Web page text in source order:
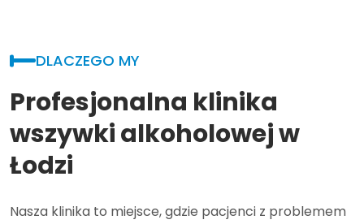
DLACZEGO MY
Profesjonalna klinika
wszywki alkoholowej w
Łodzi
Nasza klinika to miejsce, gdzie pacjenci z problemem